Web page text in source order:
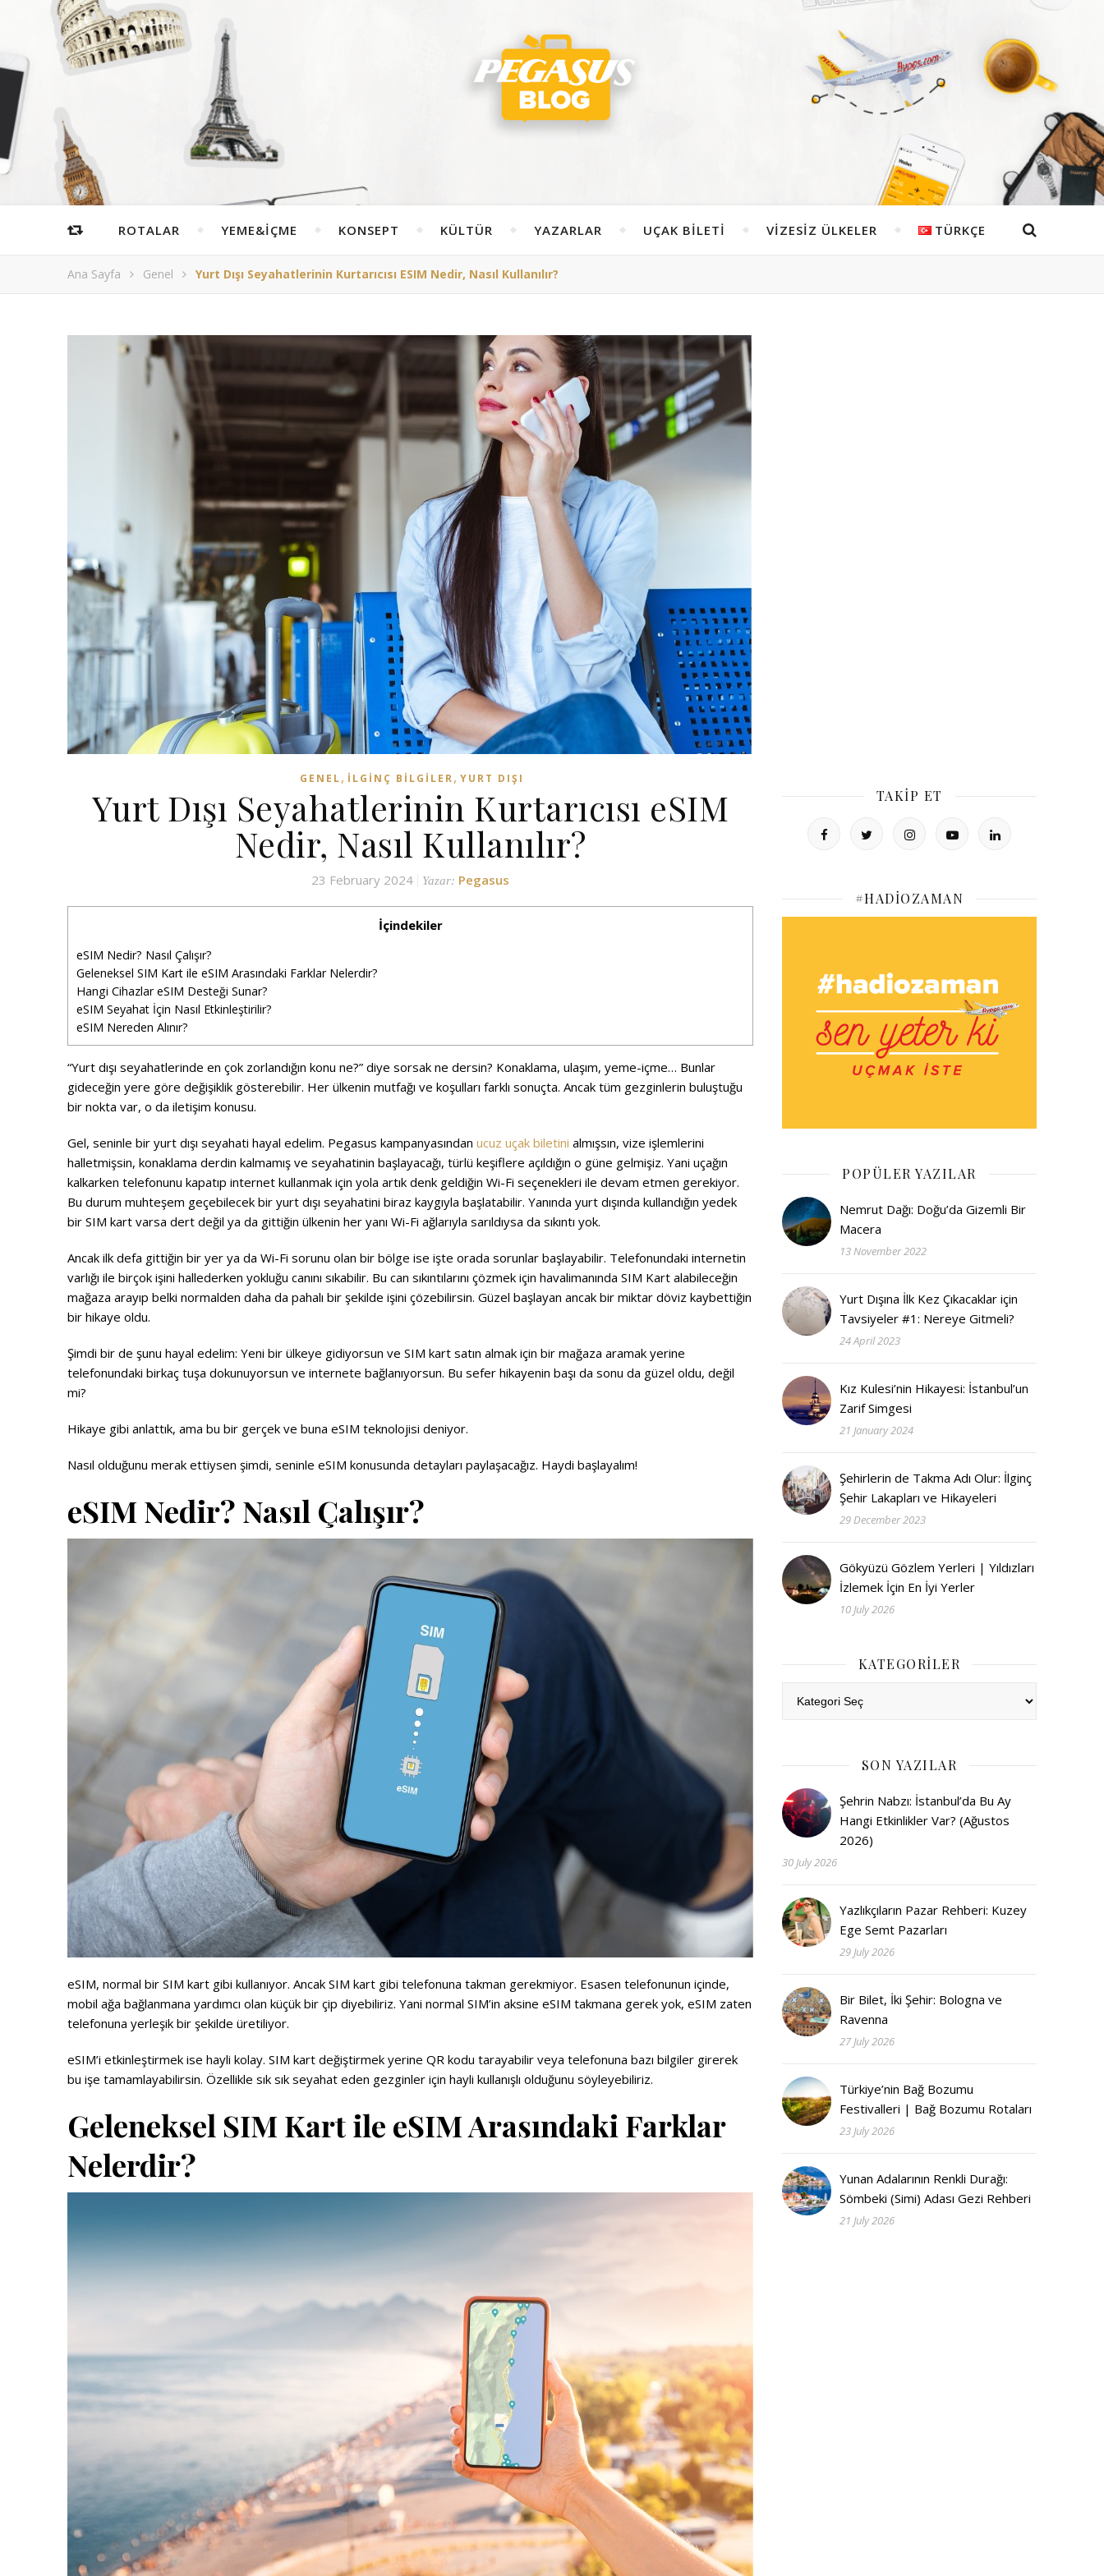
ROTALAR YEME&İÇME KONSEPT KÜLTÜR YAZARLAR UÇAK BILETI VIZESIZ ÜLKELER TÜRKÇE
Ana Sayfa Genel Yurt Dışı Seyahatlerinin Kurtarıcısı ESIM Nedir, Nasıl Kullanılır?
GENEL, İLGINÇ BILGILER, YURT DIŞI
Yurt Dışı Seyahatlerinin Kurtarıcısı eSIM
Nedir, Nasıl Kullanılır?
23 February 2024 Yazar: Pegasus
İçindekiler
eSIM Nedir? Nasıl Çalışır?
Geleneksel SIM Kart ile eSIM Arasındaki Farklar Nelerdir?
Hangi Cihazlar eSIM Desteği Sunar?
eSIM Seyahat İçin Nasıl Etkinleştirilir?
eSIM Nereden Alınır?
“Yurt dışı seyahatlerinde en çok zorlandığın konu ne?” diye sorsak ne dersin? Konaklama, ulaşım, yeme-içme… Bunlar
gideceğin yere göre değişiklik gösterebilir. Her ülkenin mutfağı ve koşulları farklı sonuçta. Ancak tüm gezginlerin buluştuğu
bir nokta var, o da iletişim konusu.
Gel, seninle bir yurt dışı seyahati hayal edelim. Pegasus kampanyasından ucuz uçak biletini almışsın, vize işlemlerini
halletmişsin, konaklama derdin kalmamış ve seyahatinin başlayacağı, türlü keşiflere açıldığın o güne gelmişiz. Yani uçağın
kalkarken telefonunu kapatıp internet kullanmak için yola artık denk geldiğin Wi-Fi seçenekleri ile devam etmen gerekiyor.
Bu durum muhteşem geçebilecek bir yurt dışı seyahatini biraz kaygıyla başlatabilir. Yanında yurt dışında kullandığın yedek
bir SIM kart varsa dert değil ya da gittiğin ülkenin her yanı Wi-Fi ağlarıyla sarıldıysa da sıkıntı yok.
Ancak ilk defa gittiğin bir yer ya da Wi-Fi sorunu olan bir bölge ise işte orada sorunlar başlayabilir. Telefonundaki internetin
varlığı ile birçok işini hallederken yokluğu canını sıkabilir. Bu can sıkıntılarını çözmek için havalimanında SIM Kart alabileceğin
mağaza arayıp belki normalden daha da pahalı bir şekilde işini çözebilirsin. Güzel başlayan ancak bir miktar döviz kaybettiğin
bir hikaye oldu.
Şimdi bir de şunu hayal edelim: Yeni bir ülkeye gidiyorsun ve SIM kart satın almak için bir mağaza aramak yerine
telefonundaki birkaç tuşa dokunuyorsun ve internete bağlanıyorsun. Bu sefer hikayenin başı da sonu da güzel oldu, değil
mi?
Hikaye gibi anlattık, ama bu bir gerçek ve buna eSIM teknolojisi deniyor.
Nasıl olduğunu merak ettiysen şimdi, seninle eSIM konusunda detayları paylaşacağız. Haydi başlayalım!
eSIM Nedir? Nasıl Çalışır?
eSIM, normal bir SIM kart gibi kullanıyor. Ancak SIM kart gibi telefonuna takman gerekmiyor. Esasen telefonunun içinde,
mobil ağa bağlanmana yardımcı olan küçük bir çip diyebiliriz. Yani normal SIM’in aksine eSIM takmana gerek yok, eSIM zaten
telefonuna yerleşik bir şekilde üretiliyor.
eSIM’i etkinleştirmek ise hayli kolay. SIM kart değiştirmek yerine QR kodu tarayabilir veya telefonuna bazı bilgiler girerek
bu işe tamamlayabilirsin. Özellikle sık sık seyahat eden gezginler için hayli kullanışlı olduğunu söyleyebiliriz.
Geleneksel SIM Kart ile eSIM Arasındaki Farklar
Nelerdir?
TAKIP ET
#HADIOZAMAN
POPÜLER YAZILAR
Nemrut Dağı: Doğu’da Gizemli Bir
Macera
13 November 2022
Yurt Dışına İlk Kez Çıkacaklar için
Tavsiyeler #1: Nereye Gitmeli?
24 April 2023
Kız Kulesi’nin Hikayesi: İstanbul’un
Zarif Simgesi
21 January 2024
Şehirlerin de Takma Adı Olur: İlginç
Şehir Lakapları ve Hikayeleri
29 December 2023
Gökyüzü Gözlem Yerleri | Yıldızları
İzlemek İçin En İyi Yerler
10 July 2026
KATEGORILER
SON YAZILAR
Şehrin Nabzı: İstanbul’da Bu Ay
Hangi Etkinlikler Var? (Ağustos
2026)
30 July 2026
Yazlıkçıların Pazar Rehberi: Kuzey
Ege Semt Pazarları
29 July 2026
Bir Bilet, İki Şehir: Bologna ve
Ravenna
27 July 2026
Türkiye’nin Bağ Bozumu
Festivalleri | Bağ Bozumu Rotaları
23 July 2026
Yunan Adalarının Renkli Durağı:
Sömbeki (Simi) Adası Gezi Rehberi
21 July 2026